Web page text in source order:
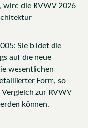
wird die RVWV 2026
Sie bildet die
auf die neue
wesentlichen
Form, so
Vergleich zur RVWV
können.